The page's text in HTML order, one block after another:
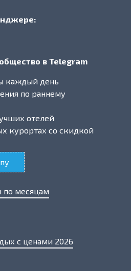
по месяцам
с ценами 2026
в Telegram
каждый день
по раннему
отелей
курортах со скидкой